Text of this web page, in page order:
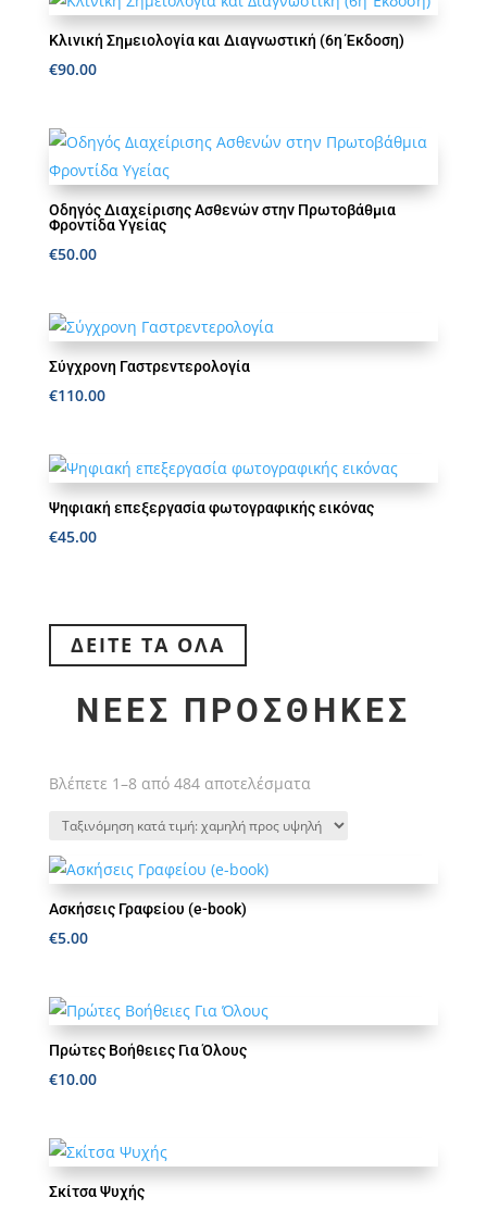
Κλινική Σημειολογία και Διαγνωστική (6η Έκδοση)
€90.00
Οδηγός Διαχείρισης Ασθενών στην Πρωτοβάθμια
Φροντίδα Υγείας
€50.00
Σύγχρονη Γαστρεντερολογία
€110.00
Ψηφιακή επεξεργασία φωτογραφικής εικόνας
€45.00
ΔΕΙΤΕ ΤΑ ΌΛΑ
ΝΕΕΣ ΠΡΟΣΘΗΚΕΣ
Βλέπετε 1–8 από 484 αποτελέσματαSorted
price:
to
Ασκήσεις Γραφείου (e-book)
€5.00
Πρώτες Βοήθειες Για Όλους
€10.00
Σκίτσα Ψυχής